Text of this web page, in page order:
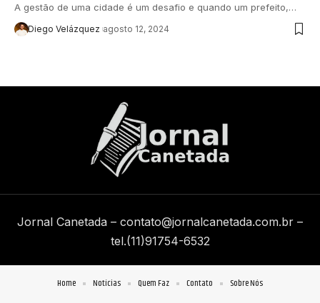
A gestão de uma cidade é um desafio e quando um prefeito,…
Diego Velázquez agosto 12, 2024
Jornal Canetada – contato@jornalcanetada.com.br –
tel.(11)91754-6532
Home Notícias Quem Faz Contato Sobre Nós